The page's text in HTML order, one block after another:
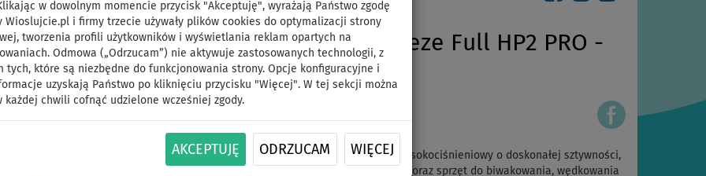
w dowolnym momencie przycisk "Akceptuję", wyrażają Państwo zgodę
Wioslujcie.pl i firmy trzecie używały plików cookies do optymalizacji strony
tworzenia profili użytkowników i wyświetlania reklam opartych na
Odmowa („Odrzucam”) nie aktywuje zastosowanych technologii, z
tych, które są niezbędne do funkcjonowania strony. Opcje konfiguracyjne i
uzyskają Państwo po kliknięciu przycisku "Więcej". W tej sekcji można
każdej chwili cofnąć udzielone wcześniej zgody.
AKCEPTUJĘ ODRZUCAM WIĘCEJ
Pompowany kajak TAHE Breeze Full HP2 PRO -
dwuosobowy ze sterem
ID:
Breeze Full HP2 Pro to dwumiejscowy pompowany kajak wysokociśnieniowy o doskonałej sztywności,
który może wygodnie pomieścić dwóch dorosłych wioślarzy oraz sprzęt do biwakowania, wędkowania